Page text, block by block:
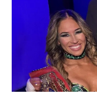
Throwback:
SummerSlam
Championship
SCSA867-Jul 28